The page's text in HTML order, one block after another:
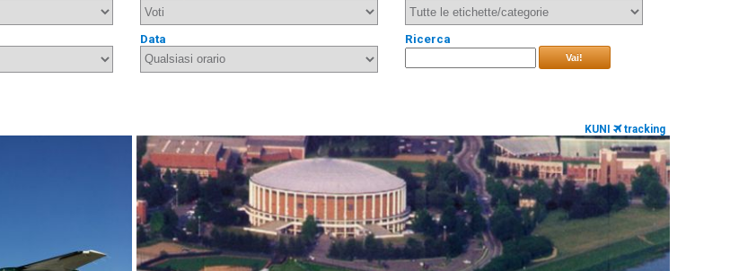
Data Ricerca
Vai!
KUNI tracking